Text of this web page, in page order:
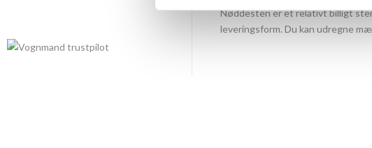
Nøddesten er et relativt billigt
leveringsform. Du kan udregne